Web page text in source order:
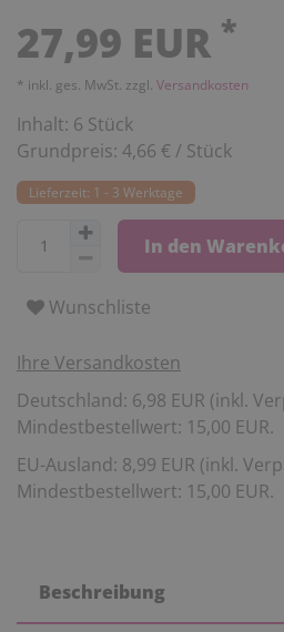
27,99 EUR *
* inkl. ges. MwSt. zzgl. Versandkosten
Inhalt: 6 Stück
Grundpreis: 4,66 € / Stück
Lieferzeit: 1 - 3 Werktage
In den
Wunschliste
Ihre Versandkosten
Deutschland: 6,98 EUR (inkl.
Mindestbestellwert: 15,00 EUR.
EU-Ausland: 8,99 EUR (inkl.
Mindestbestellwert: 15,00 EUR.
Beschreibung